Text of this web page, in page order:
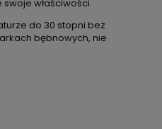
właściwości.
do 30 stopni bez
bębnowych, nie